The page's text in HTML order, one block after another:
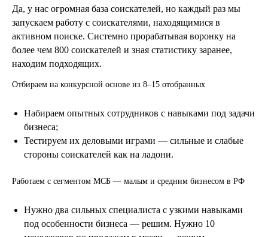
Да, у нас огромная база соискателей, но каждый раз мы
запускаем работу с соискателями, находящимися в
активном поиске. Системно прорабатывая воронку на
более чем 800 соискателей и зная статистику заранее,
находим подходящих.
Отбираем на конкурсной основе из 8–15 отобранных
Набираем опытных сотрудников с навыками под задачи
бизнеса;
Тестируем их деловыми играми — сильные и слабые
стороны соискателей как на ладони.
Работаем с сегментом МСБ — малым и средним бизнесом в РФ
Нужно два сильных специалиста с узкими навыками
под особенности бизнеса — решим. Нужно 10